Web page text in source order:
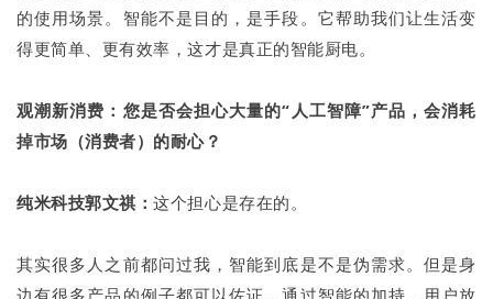
的使用场景。智能不是目的，是手段。它帮助我们让生活变
得更简单、更有效率，这才是真正的智能厨电。
观潮新消费：您是否会担心大量的“人工智障”产品，会消耗
掉市场（消费者）的耐心？
纯米科技郭文祺：这个担心是存在的。
其实很多人之前都问过我，智能到底是不是伪需求。但是身